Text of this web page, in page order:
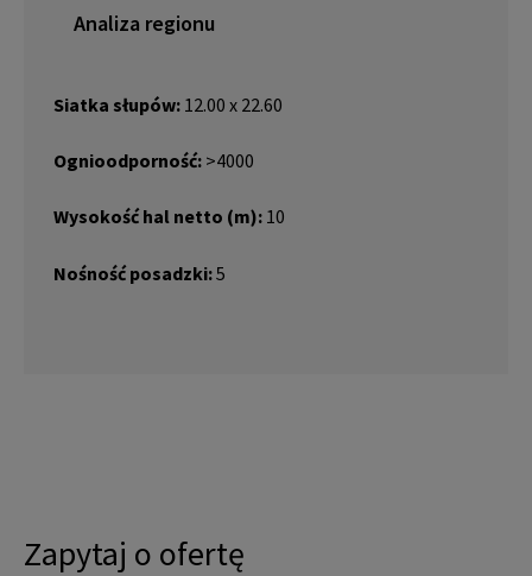
Analiza regionu
Siatka słupów: 12.00 x 22.60
Ognioodporność: >4000
Wysokość hal netto (m): 10
Nośność posadzki:5
Zapytaj o ofertę